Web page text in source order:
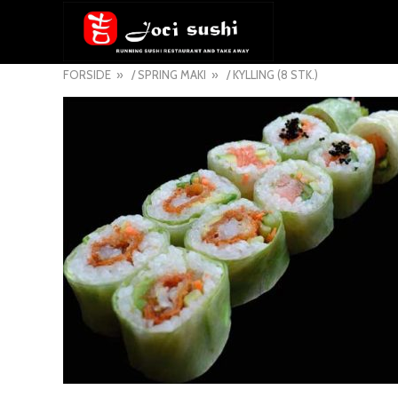
FORSIDE /SPRING MAKI / KYLLING (8 STK.)